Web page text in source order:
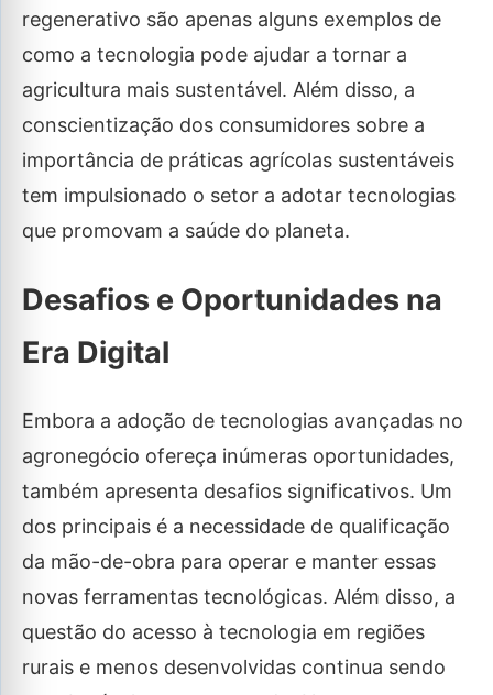
regenerativo são apenas alguns exemplos de
como a tecnologia pode ajudar a tornar a
agricultura mais sustentável. Além disso, a
conscientização dos consumidores sobre a
importância de práticas agrícolas sustentáveis
tem impulsionado o setor a adotar tecnologias
que promovam a saúde do planeta.
Desafios e Oportunidades na
Era Digital
Embora a adoção de tecnologias avançadas no
agronegócio ofereça inúmeras oportunidades,
também apresenta desafios significativos. Um
dos principais é a necessidade de qualificação
da mão-de-obra para operar e manter essas
novas ferramentas tecnológicas. Além disso, a
questão do acesso à tecnologia em regiões
rurais e menos desenvolvidas continua sendo